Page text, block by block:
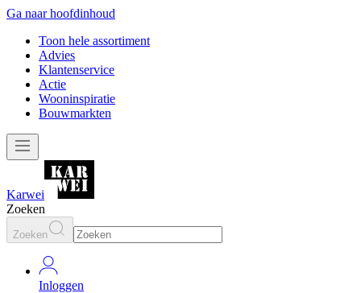
Ga naar hoofdinhoud
Toon hele assortiment
Advies
Klantenservice
Actie
Wooninspiratie
Bouwmarkten
Karwei
Zoeken
Zoeken
Inloggen